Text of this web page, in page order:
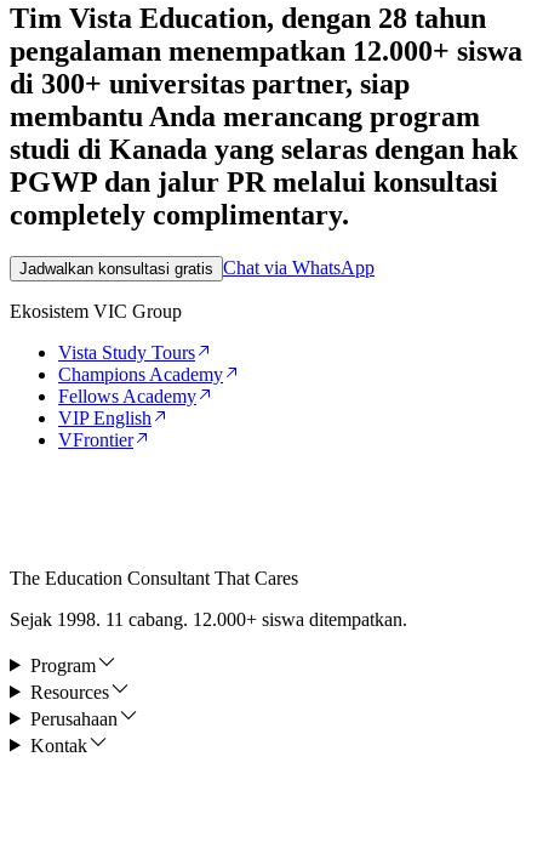
Tim Vista Education, dengan 28 tahun
pengalaman menempatkan 12.000+ siswa
di 300+ universitas partner, siap
membantu Anda merancang program
studi di Kanada yang selaras dengan hak
PGWP dan jalur PR melalui konsultasi
completely complimentary.
Jadwalkan konsultasi gratis Chat via WhatsApp
Ekosistem VIC Group
Vista Study Tours
Champions Academy
Fellows Academy
VIP English
VFrontier
The Education Consultant That Cares
Sejak 1998. 11 cabang. 12.000+ siswa ditempatkan.
Program
Resources
Perusahaan
Kontak